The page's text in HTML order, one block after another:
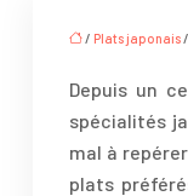
/ Plats japonais
Depuis un
spécialités
mal à
plats